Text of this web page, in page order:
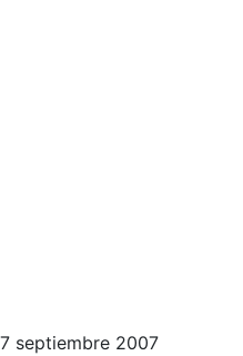
7 septiembre 2007